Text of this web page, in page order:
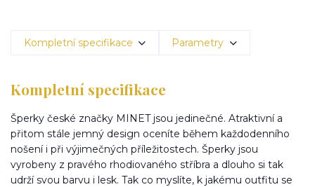
Kompletní specifikace Parametry
Kompletní specifikace
Šperky české značky MINET jsou jedinečné. Atraktivní a
přitom stále jemný design oceníte během každodenního
nošení i při výjimečných příležitostech. Šperky jsou
vyrobeny z pravého rhodiovaného stříbra a dlouho si tak
udrží svou barvu i lesk. Tak co myslíte, k jakému outfitu se